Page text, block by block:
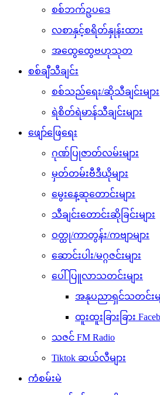
စစ်ဘက်ဥပဒေ
လစာနှင့်စရိတ်နှုန်းထား
အထွေထွေဗဟုသုတ
စစ်ချီသီချင်း
စစ်သည်ရေး/ဆိုသီချင်းများ
ရဲစိတ်ရဲမာန်သီချင်းများ
ဖျော်ဖြေရေး
ဂုဏ်ပြုဇာတ်လမ်းများ
မှတ်တမ်းဗီဒီယိုများ
မွေးနေ့ဆုတောင်းများ
သီချင်းတောင်းဆိုခြင်းများ
ဝတ္ထု/ကာတွန်း/ကဗျာများ
ဆောင်းပါး/မဂ္ဂဇင်းများ
ပေါ်ပြူလာသတင်းများ
အနုပညာရှင်သတင်းမျ
ထူးထူးခြားခြား
သဇင် FM Radio
Tiktok ဆယ်လီများ
ကံစမ်းမဲ